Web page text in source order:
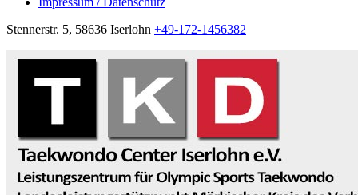
Stennerstr. 5, 58636 Iserlohn +49-172-1456382